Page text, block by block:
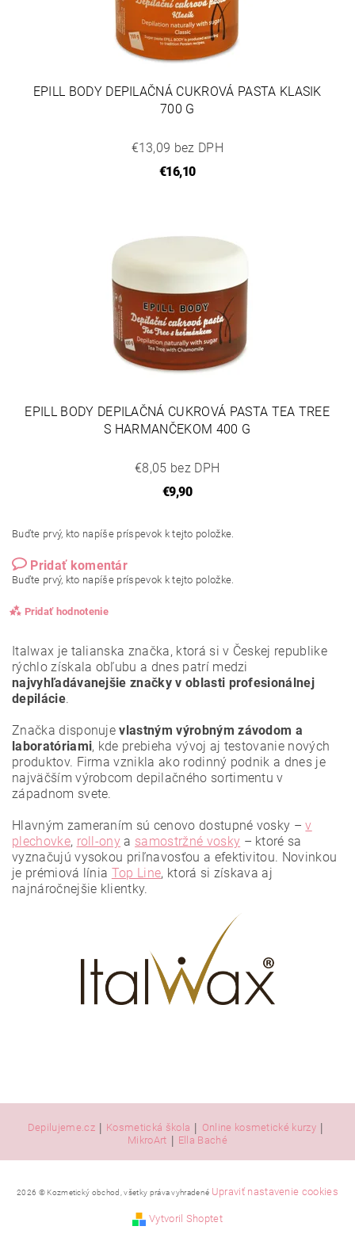
EPILL BODY DEPILAČNÁ CUKROVÁ PASTA KLASIK
700 G
€13,09 bez DPH
€16,10
EPILL BODY DEPILAČNÁ CUKROVÁ PASTA TEA TREE
S HARMANČEKOM 400 G
€8,05 bez DPH
€9,90
Buďte prvý, kto napíše príspevok k tejto položke.
Pridať komentár
Buďte prvý, kto napíše príspevok k tejto položke.
Pridať hodnotenie
Vložením hodnotenie súhlasíte spodmienkami ochrany
osobných údajov.
Italwax je talianska značka, ktorá si v Českej republike
rýchlo získala obľubu a dnes patrí medzi
najvyhľadávanejšie značky v oblasti profesionálnej
depilácie.
Značka disponujevlastným výrobným závodom a
laboratóriami, kde prebieha vývoj aj testovanie nových
produktov. Firma vznikla ako rodinný podnik a dnes je
najväčším výrobcom depilačného sortimentu v
západnom svete.
Hlavným zameraním sú cenovo dostupné vosky –v
plechovke, roll-ony a samostržné vosky – ktoré sa
vyznačujú vysokou priľnavosťou a efektivitou. Novinkou
je prémiová línia Top Line, ktorá si získava aj
najnáročnejšie klientky.
Depilujeme.cz Kosmetická škola Online kosmetické kurzy
MikroArt Ella Baché
2026 © Kozmetický obchod, všetky práva vyhradené Upraviť nastavenie cookies
Vytvoril Shoptet